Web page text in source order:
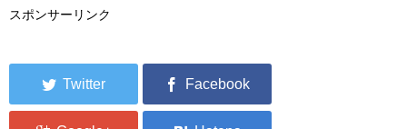
スポンサーリンク